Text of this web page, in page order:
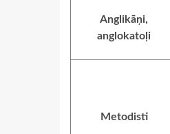
Anglikāņi,
anglokatoļi
Metodisti